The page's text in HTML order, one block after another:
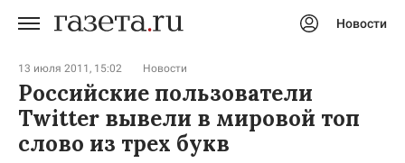
Новости
13 июля 2011, 15:02 Новости
Российские пользователи
Twitter вывели в мировой топ
слово из трех букв